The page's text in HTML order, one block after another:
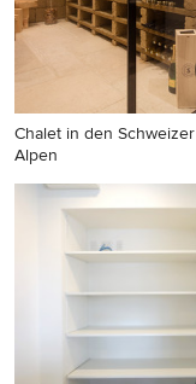
Chalet in den Schweizer
Alpen